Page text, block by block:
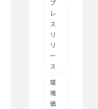
プ
レ
ス
リ
リ
ー
ス
環
境
価